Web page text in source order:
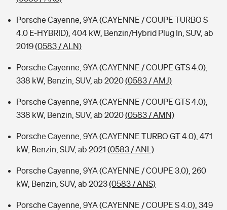
Porsche Cayenne, 9YA (CAYENNE / COUPE TURBO S
4.0 E-HYBRID), 404 kW, Benzin/Hybrid Plug In, SUV, ab
2019(0583 / ALN)
Porsche Cayenne, 9YA (CAYENNE / COUPE GTS 4.0),
338 kW, Benzin, SUV, ab 2020(0583 / AMJ)
Porsche Cayenne, 9YA (CAYENNE / COUPE GTS 4.0),
338 kW, Benzin, SUV, ab 2020(0583 / AMN)
Porsche Cayenne, 9YA (CAYENNE TURBO GT 4.0), 471
kW, Benzin, SUV, ab 2021 (0583 / ANL)
Porsche Cayenne, 9YA (CAYENNE / COUPE 3.0), 260
kW, Benzin, SUV, ab 2023(0583 / ANS)
Porsche Cayenne, 9YA (CAYENNE / COUPE S 4.0), 349